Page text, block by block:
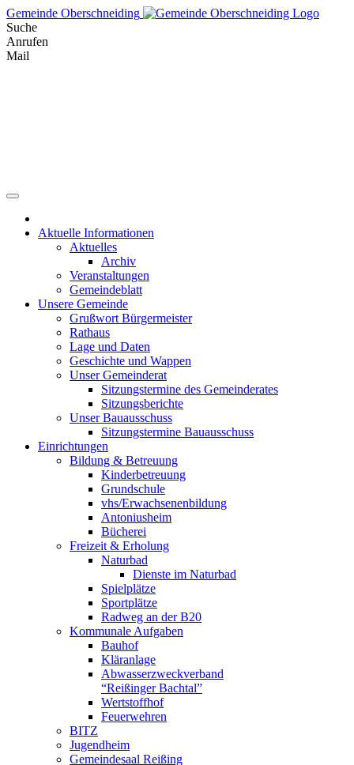
Skip
to
content
Gemeinde Oberschneiding
Suche
Anrufen
Mail
Aktuelle Informationen
Aktuelles
Archiv
Veranstaltungen
Gemeindeblatt
Unsere Gemeinde
Grußwort Bürgermeister
Rathaus
Lage und Daten
Geschichte und Wappen
Unser Gemeinderat
Sitzungstermine des Gemeinderates
Sitzungsberichte
Unser Bauausschuss
Sitzungstermine Bauausschuss
Einrichtungen
Bildung & Betreuung
Kinderbetreuung
Grundschule
vhs/Erwachsenenbildung
Antoniusheim
Bücherei
Freizeit & Erholung
Naturbad
Dienste im Naturbad
Spielplätze
Sportplätze
Radweg an der B20
Kommunale Aufgaben
Bauhof
Kläranlage
Abwasserzweckverband
“Reißinger Bachtal”
Wertstoffhof
Feuerwehren
BITZ
Jugendheim
Gemeindesaal Reißing